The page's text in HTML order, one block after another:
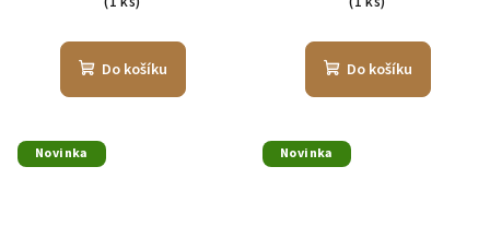
Do košíku Do košíku
Novinka Novinka